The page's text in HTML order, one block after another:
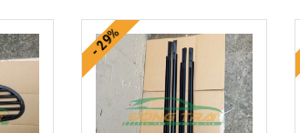
- 29%